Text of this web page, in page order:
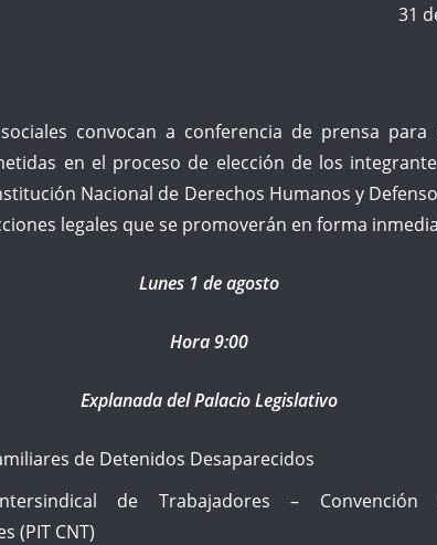
31
sociales convocan a conferencia de prensa para
en el proceso de elección de los
Nacional de Derechos Humanos y
legales que se promoverán en forma
Lunes 1 de agosto
Hora 9:00
Explanada del Palacio Legislativo
de Detenidos Desaparecidos
de Trabajadores – Convención
(PIT CNT)